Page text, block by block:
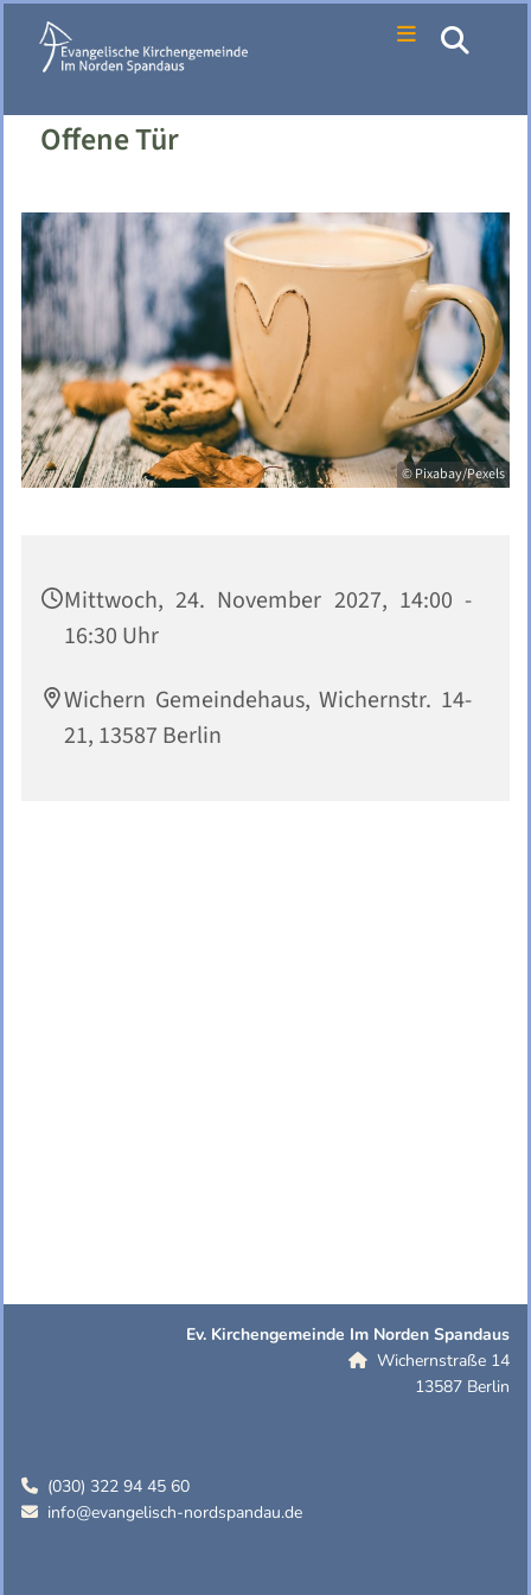
Offene Tür
© Pixabay/Pexels
Mittwoch, 24. November 2027, 14:00 -
16:30 Uhr
Wichern Gemeindehaus, Wichernstr. 14-
21, 13587 Berlin
Ev. Kirchengemeinde Im Norden Spandaus
 Wichernstraße 14
13587 Berlin
 (030) 322 94 45 60
 info@evangelisch-nordspandau.de